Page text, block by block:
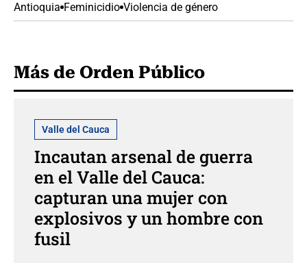
Antioquia Feminicidio Violencia de género
Más de Orden Público
Valle del Cauca
Incautan arsenal de guerra
en el Valle del Cauca:
capturan una mujer con
explosivos y un hombre con
fusil